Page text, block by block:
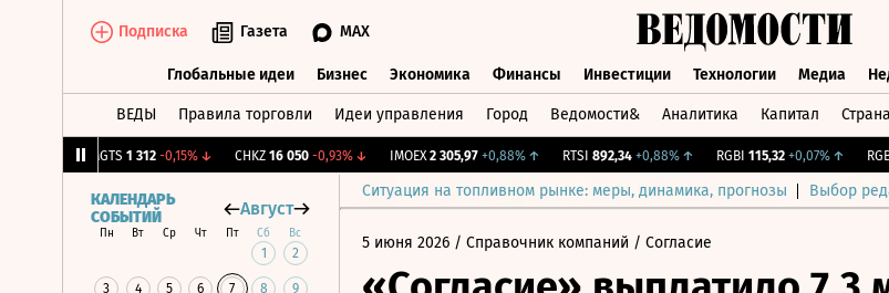
Подписка Газета MAX
Глобальные идеи Бизнес Экономика Финансы Инвестиции Технологии Медиа
ВЕДЫ Правила торговли Идеи управления Город Ведомости& Аналитика Капитал Страна
MGTS 1 312 -0,15% ↓ CHKZ 16 050 -0,93%↓ IMOEX 2 305,97 +0,88%↑ RTSI 892,34 +0,88%↑ RGBI 115,32 +0,07%↑ RGBITR
Ситуация на топливном рынке: меры, динамика, прогнозы Выбор
КАЛЕНДАРЬ
СОБЫТИЙ
Август
Пн Вт Ср Чт Пт Сб Вс
1 2
3 4 5 6 7 8 9
5 июня 2026 / Справочник компаний / Согласие